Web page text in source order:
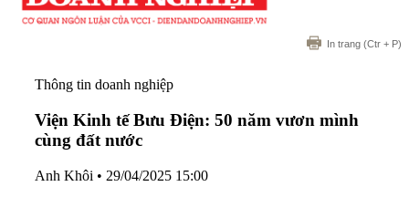
In trang (Ctr + P)
Thông tin doanh nghiệp
Viện Kinh tế Bưu Điện: 50 năm vươn mình
cùng đất nước
Anh Khôi • 29/04/2025 15:00